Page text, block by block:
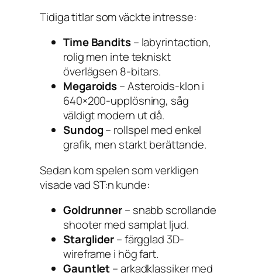
Tidiga titlar som väckte intresse:
Time Bandits– labyrintaction,
rolig men inte tekniskt
överlägsen 8-bitars.
Megaroids– Asteroids-klon i
640×200-upplösning, såg
väldigt modern ut då.
Sundog– rollspel med enkel
grafik, men starkt berättande.
Sedan kom spelen som verkligen
visade vad ST:n kunde:
Goldrunner– snabb scrollande
shooter med samplat ljud.
Starglider– färgglad 3D-
wireframe i hög fart.
Gauntlet– arkadklassiker med